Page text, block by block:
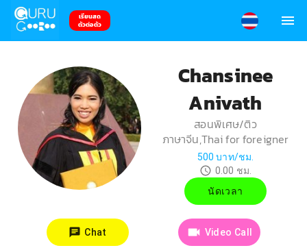
เรียนสด
ตัวต่อตัว
Chansinee
Anivath
สอนพิเศษ/ติว
ภาษาจีน,Thai for foreigner
500 บาท/ชม.
0.00 ชม.
นัดเวลา
Chat Video Call